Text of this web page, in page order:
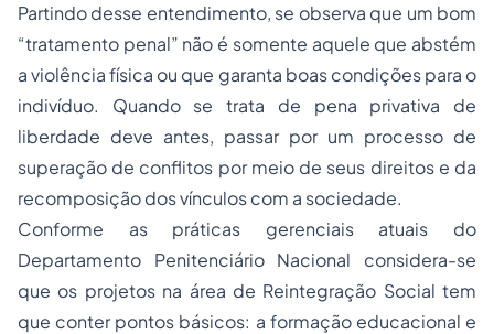
Partindo desse entendimento, se observa que um bom
“tratamento penal” não é somente aquele que abstém
a violência física ou que garanta boas condições para o
indivíduo. Quando se trata de pena privativa de
liberdade deve antes, passar por um processo de
superação de conflitos por meio de seus direitos e da
recomposição dos vínculos com a sociedade.
Conforme as práticas gerenciais atuais do
Departamento Penitenciário Nacional considera-se
que os projetos na área de Reintegração Social tem
que conter pontos básicos: a formação educacional e